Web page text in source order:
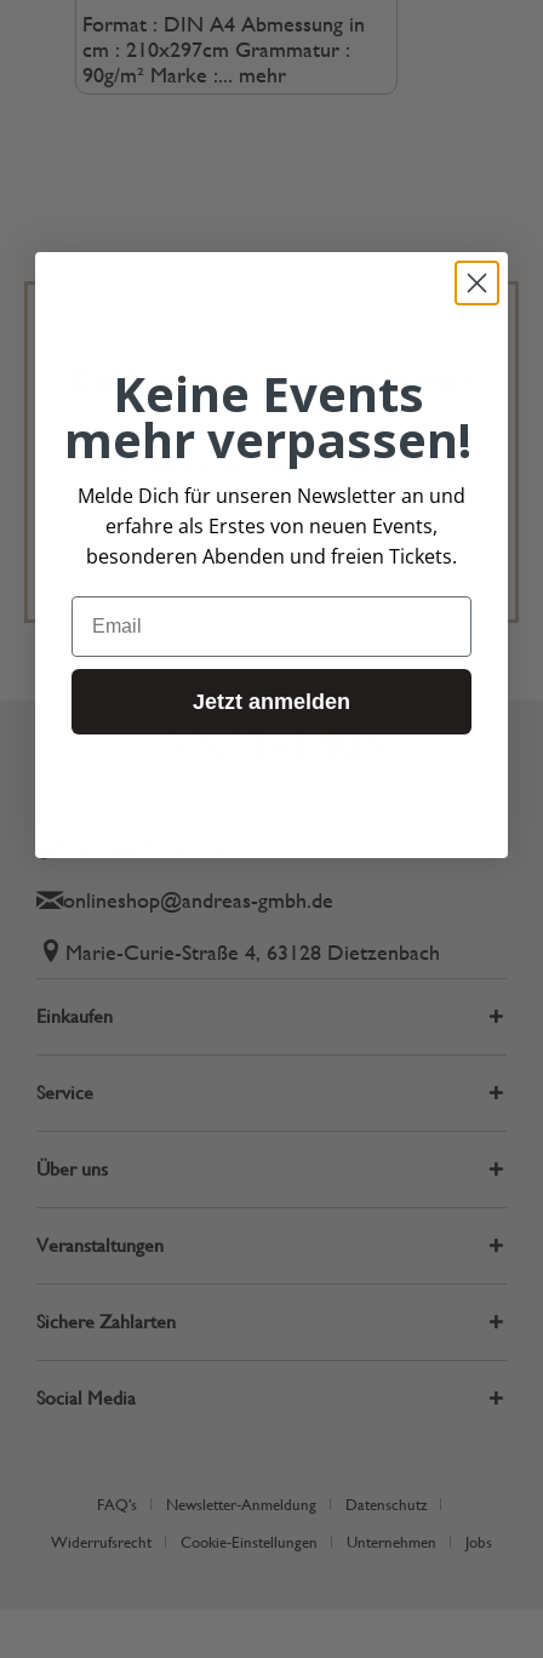
Format : DIN A4 Abmessung in
cm : 210x297cm Grammatur :
90g/m² Marke :... mehr
Deko Andreas Newsletter
Immer schön, immer aktuell.
Trag Dich für unseren Newsletter ein &
verpasse keine Angebote mehr
Zur Newsletter Anmeldung
onlineshop@andreas-gmbh.de
Marie-Curie-Straße 4, 63128 Dietzenbach
Einkaufen
Service
Über uns
Veranstaltungen
Sichere Zahlarten
Social Media
FAQ's Newsletter-Anmeldung Datenschutz
Widerrufsrecht Cookie-Einstellungen Unternehmen Jobs
Keine Events
mehr verpassen!
Melde Dich für unseren Newsletter an und
erfahre als Erstes von neuen Events,
besonderen Abenden und freien Tickets.
Email
Jetzt anmelden